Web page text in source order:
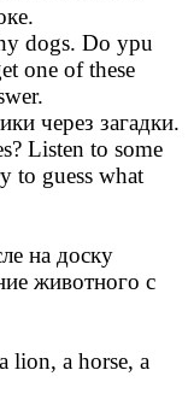
dogs. Do ypu
one of these
через загадки.
Listen to some
to guess what
на доску
животного с
lion, a horse, a